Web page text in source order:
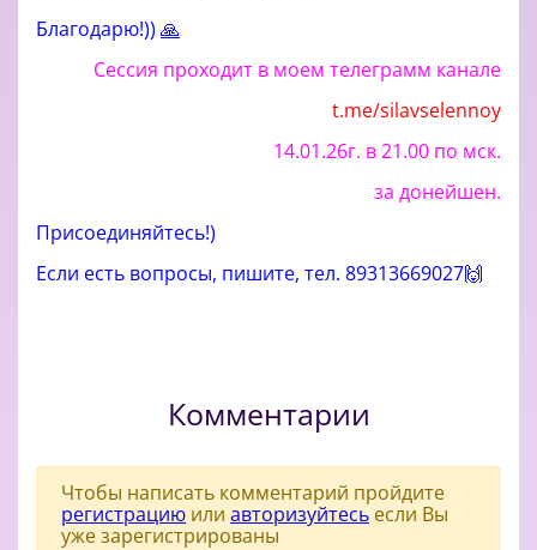
Благодарю!)) 🙏
Сессия проходит в моем телеграмм канале
t.me/silavselennoy
14.01.26г. в 21.00 по мск.
за донейшен.
Присоединяйтесь!)
Если есть вопросы, пишите, тел. 89313669027🙌
Комментарии
Чтобы написать комментарий пройдите
регистрацию или авторизуйтесь если Вы
уже зарегистрированы